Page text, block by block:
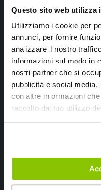
Questo sito web utilizza
Utilizziamo i cookie per
annunci, per fornire
analizzare il nostro
informazioni sul modo in
nostri partner che si
pubblicità e social media,
con altre informazioni
raccolto dal tuo utilizzo
Ho letto e
Segui